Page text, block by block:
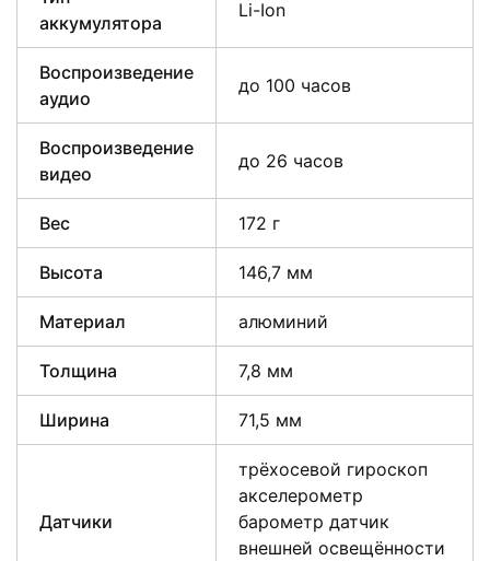
аккумулятора
Li-Ion
Воспроизведение
аудио
до 100 часов
Воспроизведение
видео
до 26 часов
Вес 172 г
Высота 146,7 мм
Материал алюминий
Толщина 7,8 мм
Ширина 71,5 мм
Датчики
трёхосевой гироскоп
акселерометр
барометр датчик
внешней освещённости